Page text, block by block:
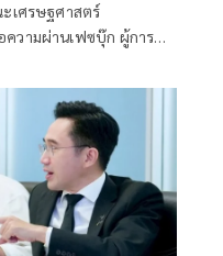
เศรษฐศาสตร์
วามผ่านเฟซบุ๊ก ผู้การ